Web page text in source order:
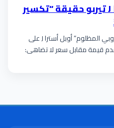
أعطال محرك أوبل أسترا J تيربو حقيقة “تكسير
أهلاً بكم في افتتاحية سلسلة “الأوروبي المظلوم” أوبل أسترا J على
قيمة مقابل سعر لا تضاهى: